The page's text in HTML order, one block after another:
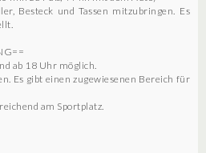
Besteck und Tassen mitzubringen. Es
ab 18 Uhr möglich.
Es gibt einen zugewiesenen Bereich für
am Sportplatz.